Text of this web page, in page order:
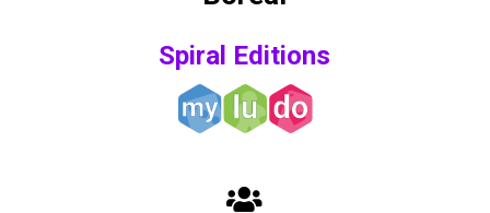
Spiral Editions